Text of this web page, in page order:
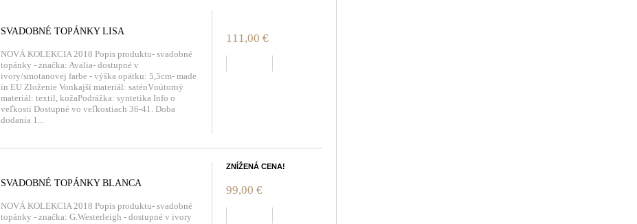
SVADOBNÉ TOPÁNKY LISA
NOVÁ KOLEKCIA 2018 Popis produktu- svadobné
topánky - značka: Avalia- dostupné v
ivory/smotanovej farbe - výška opätku: 5,5cm- made
in EU Zloženie Vonkajší materiál: saténVnútorný
materiál: textil, kožaPodrážka: syntetika Info o
veľkosti Dostupné vo veľkostiach 36-41. Doba
dodania 1...
111,00 €
SVADOBNÉ TOPÁNKY BLANCA
NOVÁ KOLEKCIA 2018 Popis produktu- svadobné
topánky - značka: G.Westerleigh - dostupné v ivory
ZNÍŽENÁ CENA!
99,00 €